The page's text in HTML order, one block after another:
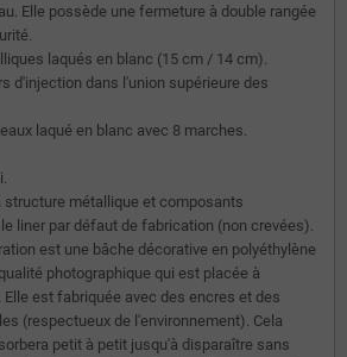
Elle possède une fermeture à double rangée
laqués en blanc (15 cm / 14 cm).
d'injection dans l'union supérieure des
laqué en blanc avec 8 marches.
structure métallique et composants
liner par défaut de fabrication (non crevées).
est une bâche décorative en polyéthylène
photographique qui est placée à
Elle est fabriquée avec des encres et des
(respectueux de l'environnement). Cela
petit à petit jusqu'à disparaître sans